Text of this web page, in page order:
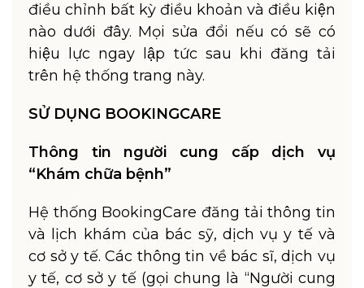
điều chỉnh bất kỳ điều khoản và điều kiện
nào dưới đây. Mọi sửa đổi nếu có sẽ có
hiệu lực ngay lập tức sau khi đăng tải
trên hệ thống trang này.
SỬ DỤNG BOOKINGCARE
Thông tin người cung cấp dịch vụ
“Khám chữa bệnh”
Hệ thống BookingCare đăng tải thông tin
và lịch khám của bác sỹ, dịch vụ y tế và
cơ sở y tế. Các thông tin về bác sĩ, dịch vụ
y tế, cơ sở y tế (gọi chung là “Người cung